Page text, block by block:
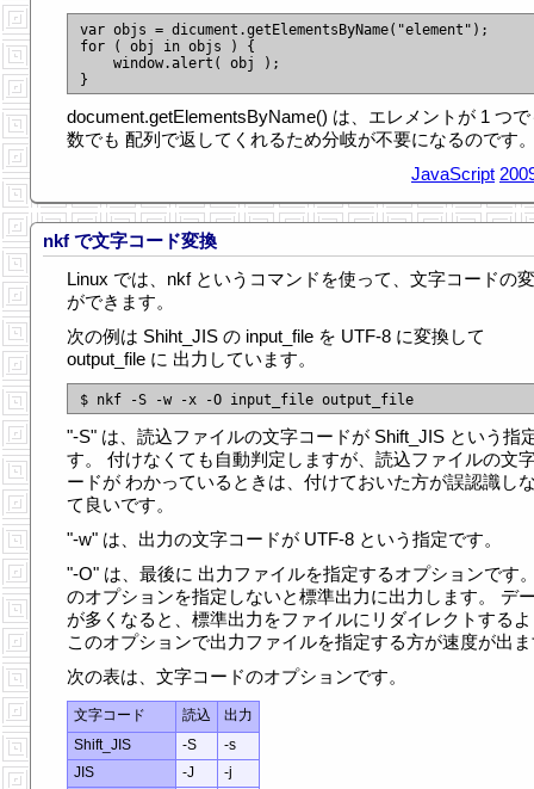
var objs = dicument.getElementsByName("element");
for ( obj in objs ) {
    window.alert( obj );
document.getElementsByName() は、エレメントが 1 つ
数でも 配列で返してくれるため分岐が不要になるのです
JavaScript
nkf で文字コード変換
Linux では、nkf というコマンドを使って、文字コードの
ができます。
次の例は Shiht_JIS の input_file を UTF-8 に変換して
output_file に 出力しています。
"-S" は、読込ファイルの文字コードが Shift_JIS という指
す。 付けなくても自動判定しますが、読込ファイルの文
ードが わかっているときは、付けておいた方が誤認識し
て良いです。
"-w" は、出力の文字コードが UTF-8 という指定です。
"-O" は、最後に 出力ファイルを指定するオプションです
のオプションを指定しないと標準出力に出力します。 デ
が多くなると、標準出力をファイルにリダイレクトする
このオプションで出力ファイルを指定する方が速度が出
次の表は、文字コードのオプションです。
文字コード 読込
出力
Shift_JIS
-S
-s
JIS
-J
-j